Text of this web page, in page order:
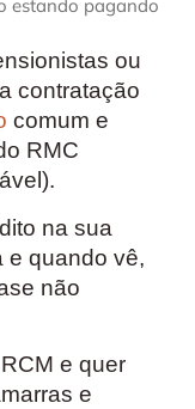
estando pagando
ou
contratação
comum e
RMC
na sua
e quando vê,
não
e quer
e